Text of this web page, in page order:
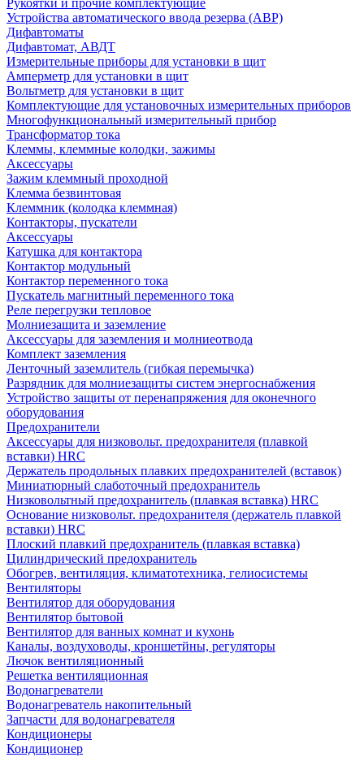
Рукоятки и прочие комплектующие
Устройства автоматического ввода резерва (АВР)
Дифавтоматы
Дифавтомат, АВДТ
Измерительные приборы для установки в щит
Амперметр для установки в щит
Вольтметр для установки в щит
Комплектующие для установочных измерительных приборов
Многофункциональный измерительный прибор
Трансформатор тока
Клеммы, клеммные колодки, зажимы
Аксессуары
Зажим клеммный проходной
Клемма безвинтовая
Клеммник (колодка клеммная)
Контакторы, пускатели
Аксессуары
Катушка для контактора
Контактор модульный
Контактор переменного тока
Пускатель магнитный переменного тока
Реле перегрузки тепловое
Молниезащита и заземление
Аксессуары для заземления и молниеотвода
Комплект заземления
Ленточный заземлитель (гибкая перемычка)
Разрядник для молниезащиты систем энергоснабжения
Устройство защиты от перенапряжения для оконечного
оборудования
Предохранители
Аксессуары для низковольт. предохранителя (плавкой
вставки) HRC
Держатель продольных плавких предохранителей (вставок)
Миниатюрный слаботочный предохранитель
Низковольтный предохранитель (плавкая вставка) HRC
Основание низковольт. предохранителя (держатель плавкой
вставки) HRC
Плоский плавкий предохранитель (плавкая вставка)
Цилиндрический предохранитель
Обогрев, вентиляция, климатотехника, гелиосистемы
Вентиляторы
Вентилятор для оборудования
Вентилятор бытовой
Вентилятор для ванных комнат и кухонь
Каналы, воздуховоды, кроншетйны, регуляторы
Лючок вентиляционный
Решетка вентиляционная
Водонагреватели
Водонагреватель накопительный
Запчасти для водонагревателя
Кондиционеры
Кондиционер